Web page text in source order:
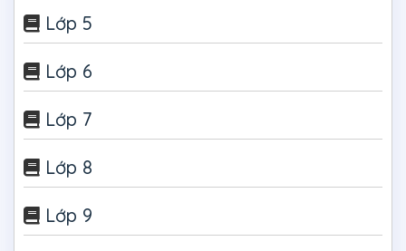
Lớp 5
Lớp 6
Lớp 7
Lớp 8
Lớp 9